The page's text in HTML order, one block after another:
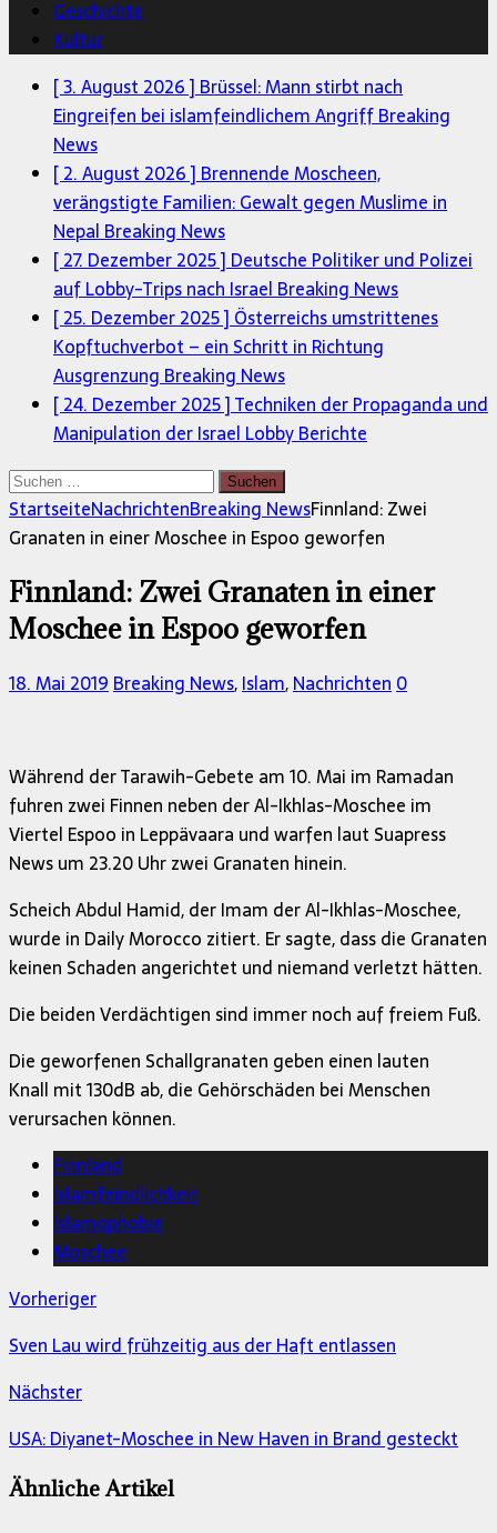
Geschichte
Kultur
[ 3. August 2026 ] Brüssel: Mann stirbt nach
Eingreifen bei islamfeindlichem AngriffBreaking
News
[ 2. August 2026 ] Brennende Moscheen,
verängstigte Familien: Gewalt gegen Muslime in
Nepal Breaking News
[ 27. Dezember 2025 ] Deutsche Politiker und Polizei
auf Lobby-Trips nach Israel Breaking News
[ 25. Dezember 2025 ] Österreichs umstrittenes
Kopftuchverbot – ein Schritt in Richtung
Ausgrenzung Breaking News
[ 24. Dezember 2025 ]Techniken der Propaganda und
Manipulation der Israel LobbyBerichte
Suchen
nach:
StartseiteNachrichtenBreaking NewsFinnland: Zwei
Granaten in einer Moschee in Espoo geworfen
Finnland: Zwei Granaten in einer
Moschee in Espoo geworfen
18. Mai 2019Breaking News,Islam,Nachrichten0
Während der Tarawih-Gebete am 10. Mai im Ramadan
fuhren zwei Finnen neben der Al-Ikhlas-Moschee im
Viertel Espoo in Leppävaara und warfen laut Suapress
News um 23.20 Uhr zwei Granaten hinein.
Scheich Abdul Hamid, der Imam der Al-Ikhlas-Moschee,
wurde in Daily Morocco zitiert. Er sagte, dass die Granaten
keinen Schaden angerichtet und niemand verletzt hätten.
Die beiden Verdächtigen sind immer noch auf freiem Fuß.
Die geworfenen Schallgranaten geben einen lauten
Knall mit 130dB ab, die Gehörschäden bei Menschen
verursachen können.
Finnland
Islamfeindlichkeit
Islamophobie
Moschee
Vorheriger
Sven Lau wird frühzeitig aus der Haft entlassen
Nächster
USA: Diyanet-Moschee in New Haven in Brand gesteckt
Ähnliche Artikel